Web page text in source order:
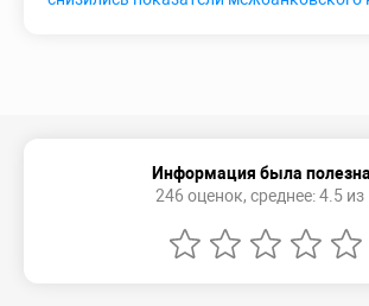
Информация была
246 оценок, среднее: 4.5 из